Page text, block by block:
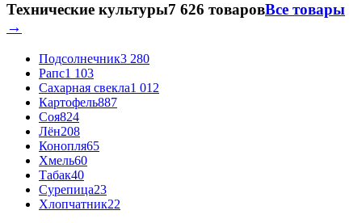
Технические культуры7 626 товаровВсе товары
→
Подсолнечник3 280
Рапс1 103
Сахарная свекла1 012
Картофель887
Соя824
Лён208
Конопля65
Хмель60
Табак40
Сурепица23
Хлопчатник22